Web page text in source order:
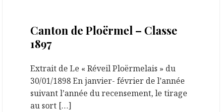
Canton de Ploërmel – Classe
1897
Extrait de Le « Réveil Ploërmelais » du
30/01/1898 En janvier- février de l’année
suivant l’année du recensement, le tirage
au sort […]